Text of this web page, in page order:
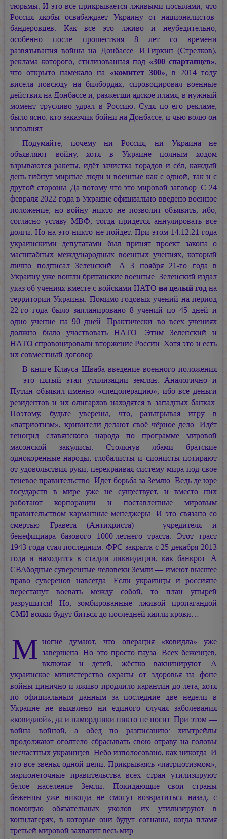
тюрьмы. И это всё прикрывается лживыми посылами, что
Россия якобы освабаждает Украину от националистов-
бандеровцев. Как всё это лживо и неубедительно,
особенно после прошествия 8 лет со времени
развязывания войны на Донбассе. И.Гиркин (Стрелков),
реклама которого, стилизованная под «300 спартанцев»,
что открыто намекало на «комитет 300», в 2014 году
висела повсюду на билбордах, спровоцировал военные
действия на Донбассе и, разжёгши адское пламя, в нужный
момент трусливо удрал в Россию. Судя по его рекламе,
было ясно, кто заказчик бойни на Донбассе, и чью волю он
изполнял.
Подумайте, почему ни Россия, ни Украина не
объявляют войну, хотя в Украине полным ходом
взрываются ракеты, идёт зачистка горадов и сёл, каждый
день гибнут мирные люди и военные как с одной, так и с
другой стороны. Да потому что это мировой заговор. С 24
февраля 2022 года в Украине официально введено военное
положение, но войну никто не позволит объявить, ибо,
согласно уставу МВФ, тогда придётся аннулировать все
долги. Но на это никто не пойдёт. При этом 14.12.21 года
украинскими депутатами был принят проект закона о
масштабных международных военных учениях, который
лично подписал Зеленский. А 3 ноября 21-го года в
Украину уже вошли британские военные. Зеленский издал
указ об учениях вместе с войсками НАТО на целый годна
территории Украины. Помимо годовых учений на период
22-го года было запланировано 8 учений по 45 дней и
одно учение на 90 дней. Практически во всех учениях
должно было участвовать НАТО. Этим Зеленский и
НАТО спровоцировали вторжение России. Хотя это и есть
их совместный договор.
В книге Клауса Шваба введение военного положения
— это пятый этап утилизации землян. Аналогично и
Путин объявил именно «спецоперацию», ибо все деньги
резидентов и их олигархов находятся в западных банках.
Поэтому, будьте уверены, что, разыгрывая игру в
«патриотизм», кривители делают своё чёрное дело. Идёт
геноцид славянского народа по программе мировой
масонской закулисы. Столкнув лбами братские
однокоренные народы, глобалисты и сионисты потирают
от удовольствия руки, перекраивая систему мира под своё
теневое правительство. Идёт борьба за Землю. Ведь де юре
государств в мире уже не существует, и вместо них
работают корпорации и поставленные мировым
правительством карманные менеджеры. И это связано со
смертью Гравета (Антихриста) — учредителя и
бенефициара базового 1000-летнего траста. Этот траст
1943 года стал последним. ФРС закрыта с 25 декабря 2013
года и находится в стадии ликвидации, как банкрот. А
СВАбодные суверенные человеки Земли — имеют высшее
право суверенов навсегда. Если украинцы и россияне
перестанут воевать между собой, то план упырей
разрушится! Но, зомбированные лживой пропагандой
СМИ вояки будут биться до последней капли крови…
М ногие думают, что операция «ковидла» уже
завершена. Но это просто пауза. Всех беженцев,
включая и детей, жёстко вакцинируют. А
украинское министерство охраны от здоровья на фоне
войны цинично и лживо продлило карантин до лета, хотя
по официальным данным за последние две недели в
Украине не выявлено ни единого случая заболевания
«ковидлой», да и намордники никто не носит. При этом —
война войной, а обед по разписанию: химтрейлы
продолжают оголтело сбрасывать свою отраву на головы
несчастных украинцев. Небо изполосовано, как никогда. И
это всё звенья одной цепи. Прикрываясь «патриотизмом»,
марионеточные правительства всех стран утилизируют
белое население Земли. Покидающие свои страны
беженцы уже никогда не смогут возвратиться назад, с
помощью обязательных уколов их утилизируют в
концлагерях, в которые они будут согнаны, когда пламя
третьей мировой захватит весь мир.